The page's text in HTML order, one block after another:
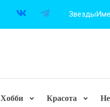
Звезды
Хобби Красота